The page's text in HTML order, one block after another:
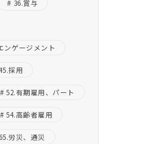
36.賞与
ンゲージメント
採用
52.有期雇用、パート
54.高齢者雇用
65.労災、通災